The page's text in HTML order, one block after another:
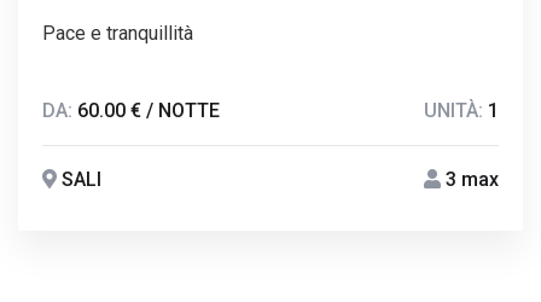
Pace e tranquillità
DA: 60.00 € / NOTTE UNITÀ: 1
SALI 3 max